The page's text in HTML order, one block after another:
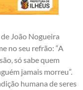
João Nogueira
no seu refrão: “A
só sabe quem
jamais morreu”.
humana de seres